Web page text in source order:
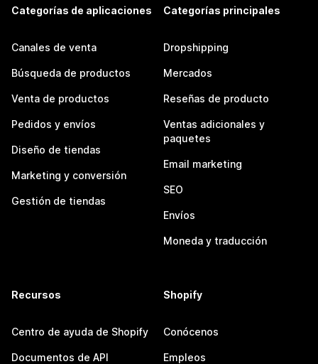
Categorías de aplicaciones
Canales de venta
Búsqueda de productos
Venta de productos
Pedidos y envíos
Diseño de tiendas
Marketing y conversión
Gestión de tiendas
Categorías principales
Dropshipping
Mercados
Reseñas de producto
Ventas adicionales y
paquetes
Email marketing
SEO
Envíos
Moneda y traducción
Recursos
Centro de ayuda de Shopify
Documentos de API
Shopify
Conócenos
Empleos